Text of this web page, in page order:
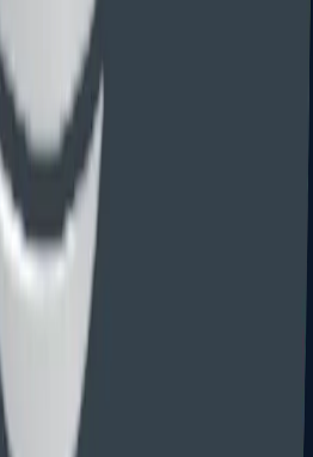
实体类型、翻译需求、形式要求、
略。
涉及超项权利要求、复杂 IDS、
查看分步骤费用。